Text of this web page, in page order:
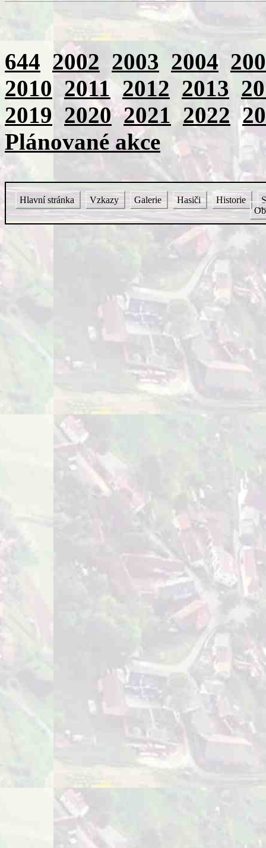
644 2002 2003 2004
2010 2011 2012 2013
2019 2020 2021 2022
Plánované akce
Hlavní stránka Vzkazy Galerie Hasiči Historie